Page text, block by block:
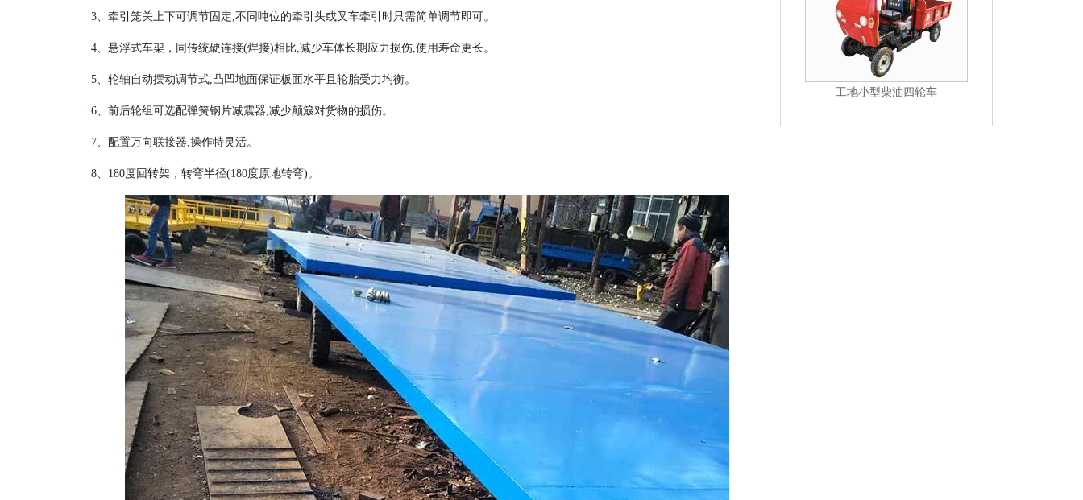
3、牵引笼关上下可调节固定,不同吨位的牵引头或叉车牵引时只需简单调节即可。
4、悬浮式车架，同传统硬连接(焊接)相比,减少车体长期应力损伤,使用寿命更长。
5、轮轴自动摆动调节式,凸凹地面保证板面水平且轮胎受力均衡。
6、前后轮组可选配弹簧钢片减震器,减少颠簸对货物的损伤。
7、配置万向联接器,操作特灵活。
8、180度回转架，转弯半径(180度原地转弯)。
工地小型柴油四轮车